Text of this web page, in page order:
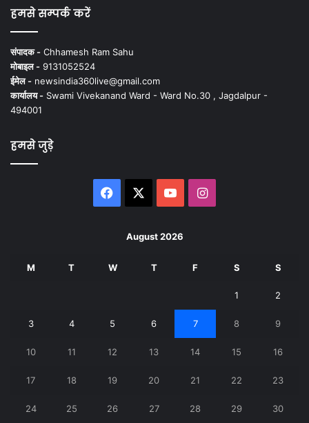
हमसे सम्पर्क करें
संपादक - Chhamesh Ram Sahu
मोबाइल - 9131052524
ईमेल - newsindia360live@gmail.com
कार्यालय - Swami Vivekanand Ward - Ward No.30 , Jagdalpur -
494001
हमसे जुड़े
Facebook YouTubeInstagram
August 2026
M T W T F S S
1 2
3 4 5 6 7 8 9
10 11 12 13 14 15 16
17 18 19 20 21 22 23
24 25 26 27 28 29 30